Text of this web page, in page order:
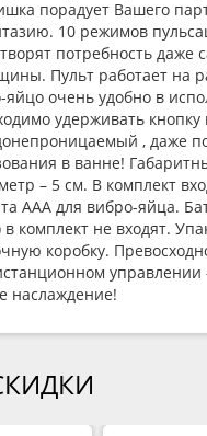
порадует Вашего
10 режимов
потребность даже
Пульт работает на
яйцо очень удобно в
удерживать кнопку
, даже
в ванне!
– 5 см. В комплект
ААА для вибро-яйца.
комплект не входят.
коробку.
управлении
наслаждение!